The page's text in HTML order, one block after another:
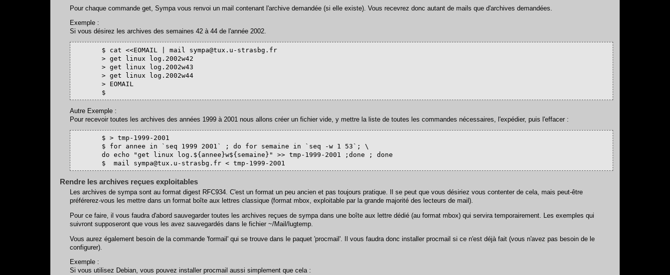
Pour chaque commande get, Sympa vous renvoi un mail contenant l'archive demandée (si elle existe). Vous recevrez donc autant de mails que d'archives demandées.
Exemple :
Si vous désirez les archives des semaines 42 à 44 de l'année 2002.
       $ cat <<EOMAIL | mail sympa@tux.u-strasbg.fr
       > get linux log.2002w42
       > get linux log.2002w43
       > get linux log.2002w44
       > EOMAIL
       $
Autre Exemple :
Pour recevoir toutes les archives des années 1999 à 2001 nous allons créer un fichier vide, y mettre la liste de toutes les commandes nécessaires, l'expédier, puis l'effacer :
       $ > tmp-1999-2001
       $ for annee in `seq 1999 2001` ; do for semaine in `seq -w 1 53`; \
       do echo "get linux log.${annee}w${semaine}" >> tmp-1999-2001 ;done ; done
       $  mail sympa@tux.u-strasbg.fr < tmp-1999-2001
Rendre les archives reçues exploitables
Les archives de sympa sont au format digest RFC934. C'est un format un peu ancien et pas toujours pratique. Il se peut que vous désiriez vous contenter de cela, mais peut-être
préférerez-vous les mettre dans un format boîte aux lettres classique (format mbox, exploitable par la grande majorité des lecteurs de mail).
Pour ce faire, il vous faudra d'abord sauvegarder toutes les archives reçues de sympa dans une boîte aux lettre dédié (au format mbox) qui servira temporairement. Les exemples qui
suivront supposeront que vous les avez sauvegardés dans le fichier ~/Mail/lugtemp.
Vous aurez également besoin de la commande 'formail' qui se trouve dans le paquet 'procmail'. Il vous faudra donc installer procmail si ce n'est déjà fait (vous n'avez pas besoin de le
configurer).
Exemple :
Si vous utilisez Debian, vous pouvez installer procmail aussi simplement que cela :